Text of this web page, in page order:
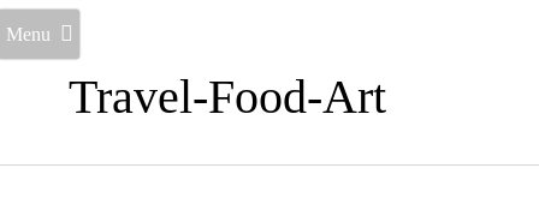
Travel-Food-Art
Menu